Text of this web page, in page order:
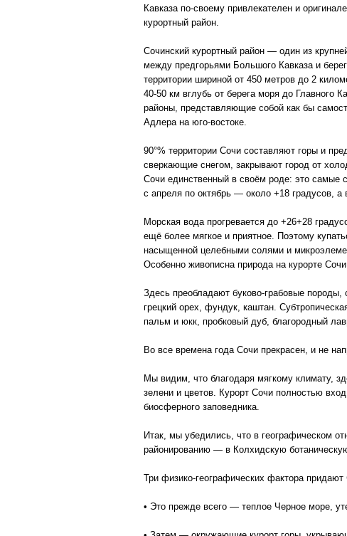
Кавказа по-своему привлекателен и
курортный район.
Сочинский курортный район — один из
между предгорьями Большого Кавказа и
территории шириной от 450 метров до 2
40-50 км вглубь от берега моря до Главного
районы, представляющие собой как бы
Адлера на юго-востоке.
90°% территории Сочи составляют горы и
сверкающие снегом, закрывают город от
Сочи единственный в своём роде: это самые
с апреля по октябрь — около +18 градусов,
Морская вода прогревается до +26+28
ещё более мягкое и приятное. Поэтому
насыщенной целебными солями и
Особенно живописна природа на курорте
Здесь преобладают буково-грабовые
грецкий орех, фундук, каштан.
пальм и юкк, пробковый дуб, благородный
Во все времена года Сочи прекрасен, и не
Мы видим, что благодаря мягкому климату,
зелени и цветов. Курорт Сочи полностью
биосферного заповедника.
Итак, мы убедились, что в географическом
районированию — в Колхидскую
Три физико-географических фактора
• Это прежде всего — теплое Черное море,